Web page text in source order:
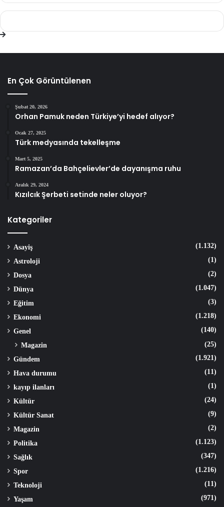
En Çok Görüntülenen
Şubat 20, 2026
Orhan Pamuk neden Türkiye’yi hedef alıyor?
Ocak 27, 2025
Türk medyasında tekelleşme
Mart 5, 2025
Ramazan’da Bahçelievler’de dayanışma ruhu
Aralık 29, 2024
Kızılcık Şerbeti setinde neler oluyor?
Kategoriler
Asayiş (1.132)
Astroloji (1)
Dosya (2)
Dünya (1.047)
Eğitim (3)
Ekonomi (1.218)
Genel (140)
Magazin (25)
Gündem (1.921)
Hava durumu (11)
kayıp ilanları (1)
Kültür (24)
Kültür Sanat (9)
Magazin (2)
Politika (1.123)
Sağlık (347)
Spor (1.216)
Teknoloji (11)
Yaşam (971)